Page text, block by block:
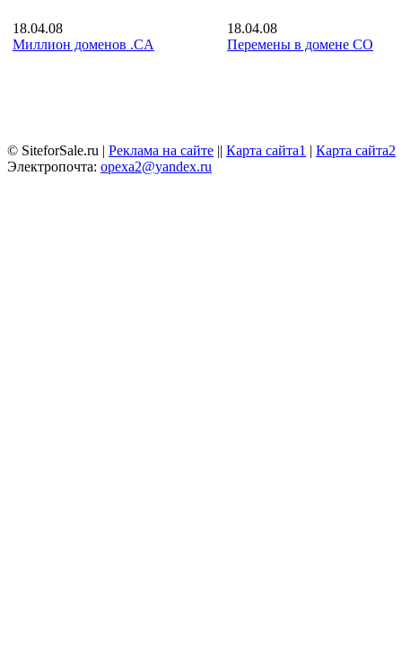
18.04.08
Миллион доменов .CA
18.04.08
Перемены в домене CO
© SiteforSale.ru | Реклама на сайте || Карта сайта1 | Карта сайта2
Электропочта: opexa2@yandex.ru